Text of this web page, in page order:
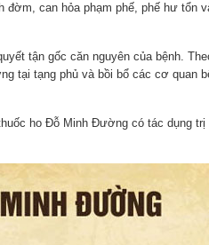
can hỏa phạm phế, phế hư tổn
tận gốc căn nguyên của bệnh.
tại tạng phủ và bồi bổ các cơ quan
ho Đỗ Minh Đường có tác dụng trị